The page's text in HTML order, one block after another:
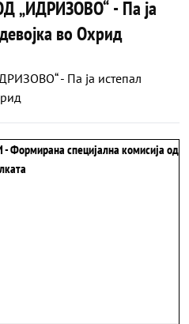
„ИДРИЗОВО“ - Па ја
во Охрид
- Па ја истепал